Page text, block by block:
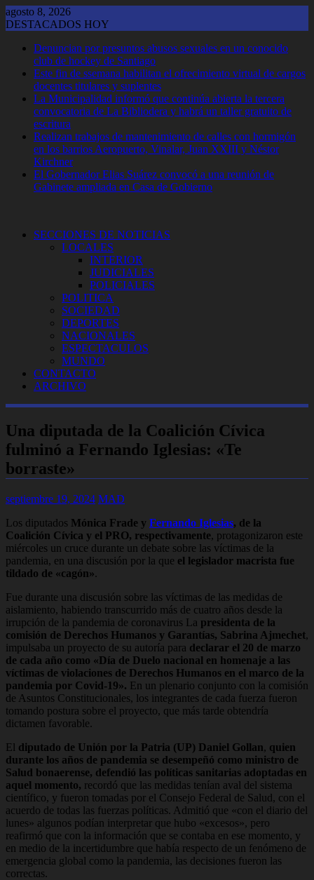
Saltar
al
agosto 8, 2026
DESTACADOS HOY
Denuncian por presuntos abusos sexuales en un conocido
club de hockey de Santiago
Este fin de ssemana habilitan el ofrecimiento virtual de cargos
docentes titulares y suplentes
La Municipalidad informó que continúa abierta la tercera
convocatoria de La Bibliodera y habrá un taller gratuito de
escritura
Realizan trabajos de mantenimiento de calles con hormigón
en los barrios Aeropuerto, Vinalar, Juan XXIII y Néstor
Kirchner
El Gobernador Elias Suárez convocó a una reunión de
Gabinete ampliada en Casa de Gobierno
SECCIONES DE NOTICIAS
LOCALES
INTERIOR
JUDICIALES
POLICIALES
POLITICA
SOCIEDAD
DEPORTES
NACIONALES
ESPECTACULOS
MUNDO
CONTACTO
ARCHIVO
Una diputada de la Coalición Cívica
fulminó a Fernando Iglesias: «Te
borraste»
septiembre 19, 2024 MAD
Los diputados Mónica Frade y Fernando Iglesias, de la
Coalición Cívica y el PRO, respectivamente, protagonizaron este
miércoles un cruce durante un debate sobre las víctimas de la
pandemia, en una discusión por la que el legislador macrista fue
tildado de «cagón».
Fue durante una discusión sobre las víctimas de las medidas de
aislamiento, habiendo transcurrido más de cuatro años desde la
irrupción de la pandemia de coronavirus La presidenta de la
comisión de Derechos Humanos y Garantías, Sabrina Ajmechet,
impulsaba un proyecto de su autoría para declarar el 20 de marzo
de cada año como «Día de Duelo nacional en homenaje a las
víctimas de violaciones de Derechos Humanos en el marco de la
pandemia por Covid-19». En un plenario conjunto con la comisión
de Asuntos Constitucionales, los integrantes de cada fuerza fueron
tomando postura sobre el proyecto, que más tarde obtendría
dictamen favorable.
El diputado de Unión por la Patria (UP) Daniel Gollan, quien
durante los años de pandemia se desempeñó como ministro de
Salud bonaerense, defendió las políticas sanitarias adoptadas en
aquel momento, recordó que las medidas tenían aval del sistema
científico, y fueron tomadas por el Consejo Federal de Salud, con el
acuerdo de todas las fuerzas políticas. Admitió que «con el diario del
lunes» algunos podían interpretar que hubo «excesos», pero
reafirmó que con la información que se contaba en ese momento, y
en medio de la incertidumbre que había respecto de un fenómeno de
emergencia global como la pandemia, las decisiones fueron las
correctas.